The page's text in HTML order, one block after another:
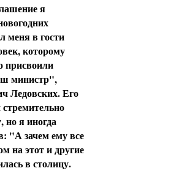
я
меня в гости
которому
присвоили
министр",
Ледовских. Его
но я иногда
"А зачем ему все
на этот и другие
в столицу.